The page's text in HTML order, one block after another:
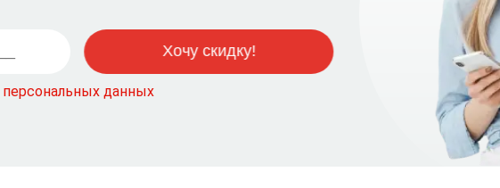
персональных данных